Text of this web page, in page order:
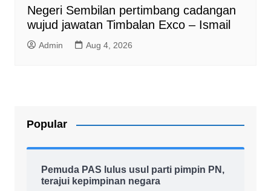
Negeri Sembilan pertimbang cadangan
wujud jawatan Timbalan Exco – Ismail
Admin Aug 4, 2026
Popular
Pemuda PAS lulus usul parti pimpin PN,
terajui kepimpinan negara